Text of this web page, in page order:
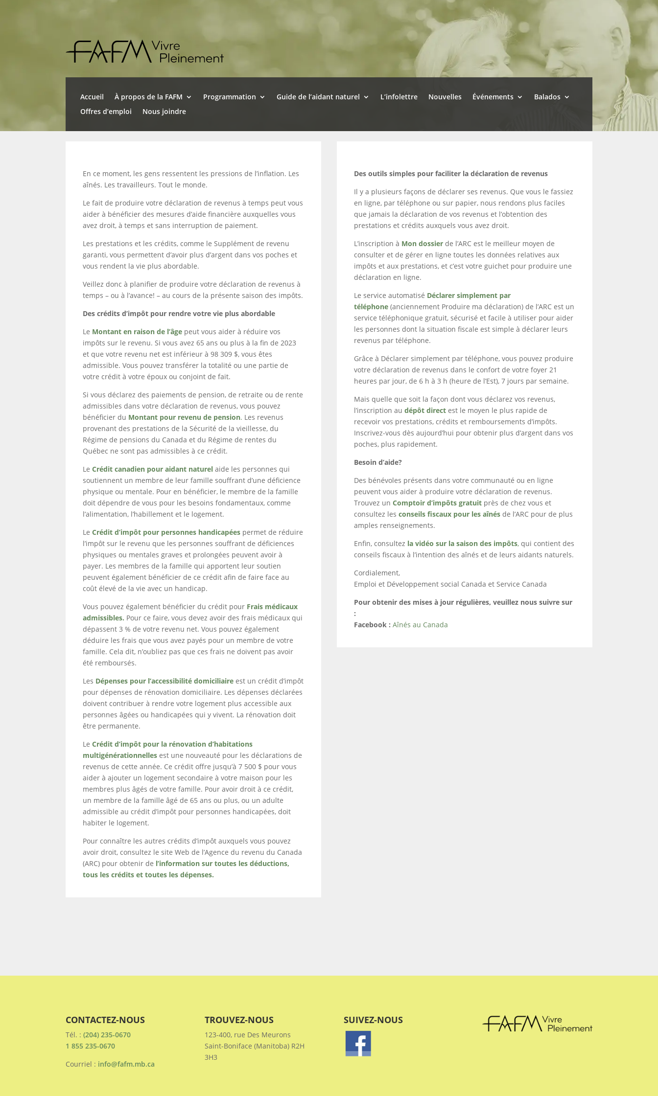
Accueil À propos de la FAFM Programmation Guide de l’aidant naturel L’infolettre Nouvelles Événements
Balados
Offres d’emploi
Nous joindre
En ce moment, les gens ressentent les pressions de l’inflation. Les
aînés. Les travailleurs. Tout le monde.
Le fait de produire votre déclaration de revenus à temps peut vous
aider à bénéficier des mesures d’aide financière auxquelles vous
avez droit, à temps et sans interruption de paiement.
Les prestations et les crédits, comme le Supplément de revenu
garanti, vous permettent d’avoir plus d’argent dans vos poches et
vous rendent la vie plus abordable.
Veillez donc à planifier de produire votre déclaration de revenus à
temps – ou à l’avance! – au cours de la présente saison des impôts.
Des crédits d’impôt pour rendre votre vie plus abordable
Le Montant en raison de l’âge peut vous aider à réduire vos
impôts sur le revenu. Si vous avez 65 ans ou plus à la fin de 2023
et que votre revenu net est inférieur à 98 309 $, vous êtes
admissible. Vous pouvez transférer la totalité ou une partie de
votre crédit à votre époux ou conjoint de fait.
Si vous déclarez des paiements de pension, de retraite ou de rente
admissibles dans votre déclaration de revenus, vous pouvez
bénéficier du Montant pour revenu de pension. Les revenus
provenant des prestations de la Sécurité de la vieillesse, du
Régime de pensions du Canada et du Régime de rentes du
Québec ne sont pas admissibles à ce crédit.
LeCrédit canadien pour aidant naturel aide les personnes qui
soutiennent un membre de leur famille souffrant d’une déficience
physique ou mentale. Pour en bénéficier, le membre de la famille
doit dépendre de vous pour les besoins fondamentaux, comme
l’alimentation, l’habillement et le logement.
LeCrédit d’impôt pour personnes handicapées permet de réduire
l’impôt sur le revenu que les personnes souffrant de déficiences
physiques ou mentales graves et prolongées peuvent avoir à
payer. Les membres de la famille qui apportent leur soutien
peuvent également bénéficier de ce crédit afin de faire face au
coût élevé de la vie avec un handicap.
Vous pouvez également bénéficier du crédit pour Frais médicaux
admissibles. Pour ce faire, vous devez avoir des frais médicaux qui
dépassent 3 % de votre revenu net. Vous pouvez également
déduire les frais que vous avez payés pour un membre de votre
famille. Cela dit, n’oubliez pas que ces frais ne doivent pas avoir
été remboursés.
Les Dépenses pour l’accessibilité domiciliaire est un crédit d’impôt
pour dépenses de rénovation domiciliaire. Les dépenses déclarées
doivent contribuer à rendre votre logement plus accessible aux
personnes âgées ou handicapées qui y vivent. La rénovation doit
être permanente.
LeCrédit d’impôt pour la rénovation d’habitations
multigénérationnelles est une nouveauté pour les déclarations de
revenus de cette année. Ce crédit offre jusqu’à 7 500 $ pour vous
aider à ajouter un logement secondaire à votre maison pour les
membres plus âgés de votre famille. Pour avoir droit à ce crédit,
un membre de la famille âgé de 65 ans ou plus, ou un adulte
admissible au crédit d’impôt pour personnes handicapées, doit
habiter le logement.
Pour connaître les autres crédits d’impôt auxquels vous pouvez
avoir droit, consultez le site Web de l’Agence du revenu du Canada
(ARC) pour obtenir de l’information sur toutes les déductions,
tous les crédits et toutes les dépenses.
Des outils simples pour faciliter la déclaration de revenus
Il y a plusieurs façons de déclarer ses revenus. Que vous le fassiez
en ligne, par téléphone ou sur papier, nous rendons plus faciles
que jamais la déclaration de vos revenus et l’obtention des
prestations et crédits auxquels vous avez droit.
L’inscription à Mon dossier de l’ARC est le meilleur moyen de
consulter et de gérer en ligne toutes les données relatives aux
impôts et aux prestations, et c’est votre guichet pour produire une
déclaration en ligne.
Le service automatisé Déclarer simplement par
téléphone (anciennement Produire ma déclaration) de l’ARC est un
service téléphonique gratuit, sécurisé et facile à utiliser pour aider
les personnes dont la situation fiscale est simple à déclarer leurs
revenus par téléphone.
Grâce à Déclarer simplement par téléphone, vous pouvez produire
votre déclaration de revenus dans le confort de votre foyer 21
heures par jour, de 6 h à 3 h (heure de l’Est), 7 jours par semaine.
Mais quelle que soit la façon dont vous déclarez vos revenus,
l’inscription audépôt direct est le moyen le plus rapide de
recevoir vos prestations, crédits et remboursements d’impôts.
Inscrivez-vous dès aujourd’hui pour obtenir plus d’argent dans vos
poches, plus rapidement.
Besoin d’aide?
Des bénévoles présents dans votre communauté ou en ligne
peuvent vous aider à produire votre déclaration de revenus.
Trouvez unComptoir d’impôts gratuit près de chez vous et
consultez lesconseils fiscaux pour les aînés de l’ARC pour de plus
amples renseignements.
Enfin, consultez la vidéo sur la saison des impôts,qui contient des
conseils fiscaux à l’intention des aînés et de leurs aidants naturels.
Cordialement,
Emploi et Développement social Canada et Service Canada
Pour obtenir des mises à jour régulières, veuillez nous suivre sur
:
Facebook :Aînés au Canada
CONTACTEZ-NOUS
Tél. :(204) 235-0670
1 855 235-0670
Courriel : info@fafm.mb.ca
TROUVEZ-NOUS
123-400, rue Des Meurons
Saint-Boniface (Manitoba) R2H
3H3
SUIVEZ-NOUS